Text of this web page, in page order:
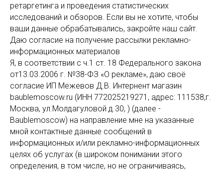
ретаргетинга и проведения статистических
исследований и обзоров. Если вы не хотите, чтобы
ваши данные обрабатывались, закройте наш сайт.
Даю согласие на получение рассылки рекламно-
информационных материалов
Я, в соответствии с ч.1 ст. 18 Федерального закона
от13.03.2006 г. №38-ФЗ «О рекламе», даю своё
согласие ИП Межевов Д.В. Интернент магазин
baublemoscow.ru (ИНН 772025219271, адрес: 111538,г.
Москва, ул.Молдагуловой д.30, ) (далее -
Baublemoscow) на направление мне на указанные
мной контактные данные сообщений в
информационных и/или рекламно-информационных
целях об услугах (в широком понимании этого
определения, в том числе, но не ограничиваясь,